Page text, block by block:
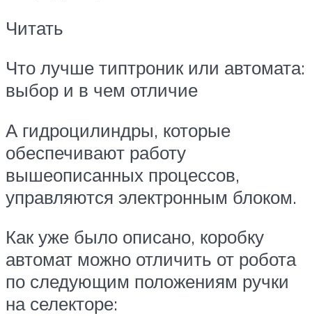
Читать
Что лучше типтроник или автомата:
выбор и в чем отличие
А гидроцилиндры, которые
обеспечивают работу
вышеописанных процессов,
управляются электронным блоком.
Как уже было описано, коробку
автомат можно отличить от робота
по следующим положениям ручки
на селекторе: